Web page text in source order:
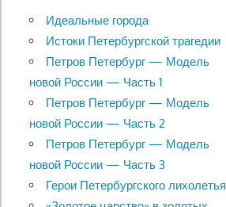
Идеальные города
Истоки Петербургской трагедии
Петров Петербург — Модель
новой России — Часть 1
Петров Петербург — Модель
новой России — Часть 2
Петров Петербург — Модель
новой России — Часть 3
Герои Петербургского лихолетья